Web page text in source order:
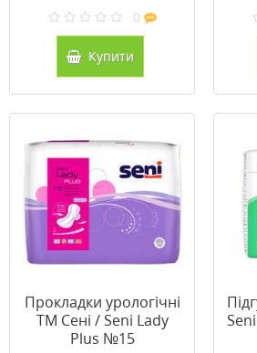
0
Купити
Прокладки урологічні
ТМ Сені / Seni Lady
Plus №15